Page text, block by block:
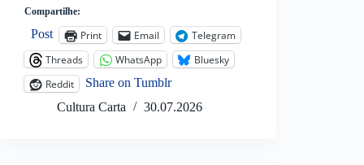
Compartilhe:
Post Print Email
Telegram
Threads
WhatsApp
Bluesky
Reddit
Share on Tumblr
Cultura Carta
30.07.2026